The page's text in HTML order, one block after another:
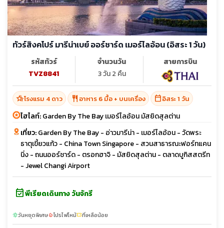
ทัวร์สิงคโปร์ มารีน่าเบย์ ออร์ชาร์ด เมอร์ไลอ้อน (อิสระ 1 วัน)
รหัสทัวร์
TVZ8841
จำนวนวัน
3 วัน 2 คืน
สายการบิน
hotel_classโรงแรม 4 ดาว restaurant อาหาร 6 มื้อ + บนเครื่อง calendar_todayอิสระ 1 วัน
ไฮไลท์:Garden By The Bay เมอร์ไลอ้อน มัสยิดสุลต่าน
เที่ยว:Garden By The Bay - อ่าวมารีน่า - เมอร์ไลอ้อน - วัดพระ
ธาตุเขี้ยวแก้ว - China Town Singapore - สวนสาธารณะฟอร์ทแคน
นิ่ง - ถนนออร์ชาร์ด - ตรอกฮาจิ - มัสยิดสุลต่าน - ตลาดบูกิสสตรีท
- Jewel Changi Airport
event_availableพีเรียดเดินทาง วันจักรี
sunnyวันหยุดพิเศษlocal_fire_departmentโปรไฟไหม้confirmation_numberที่เหลือน้อย